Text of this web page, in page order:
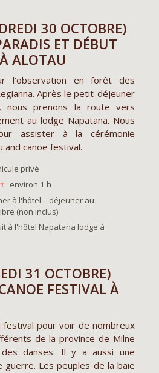
30 OCTOBRE)
ET DÉBUT
ALOTAU
l'observation en forêt des
Après le petit-déjeuner
prenons la route vers
au lodge Napatana. Nous
assister à la cérémonie
and canoe festival.
privé
environ 1 h
à l'hôtel – déjeuner au
(non inclus)
à l'hôtel Napatana lodge à
31 OCTOBRE)
FESTIVAL À
festival pour voir de nombreux
de la province de Milne
danses. Il y a aussi une
guerre. Les peuples de la baie